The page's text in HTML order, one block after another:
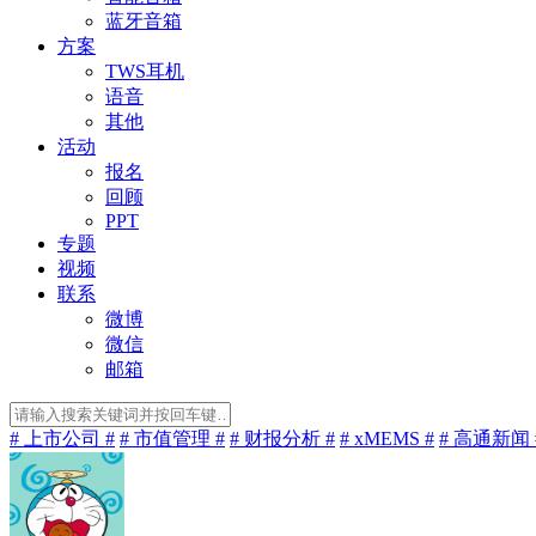
蓝牙音箱
方案
TWS耳机
语音
其他
活动
报名
回顾
PPT
专题
视频
联系
微博
微信
邮箱
# 上市公司 # # 市值管理 # # 财报分析 # # xMEMS # # 高通新闻